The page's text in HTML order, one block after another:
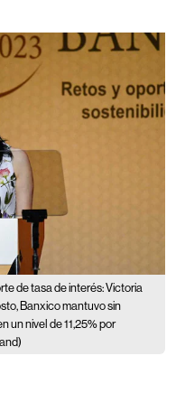
de tasa de interés: Victoria
Banxico mantuvo sin
un nivel de 11,25% por